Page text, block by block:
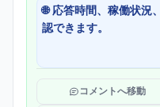
🌐 応答時間、稼働状況
認できます。
コメントへ移動